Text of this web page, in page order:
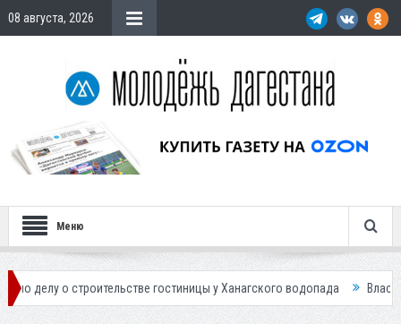
08 августа, 2026
Меню
гостиницы у Ханагского водопада Власти Махачкалы